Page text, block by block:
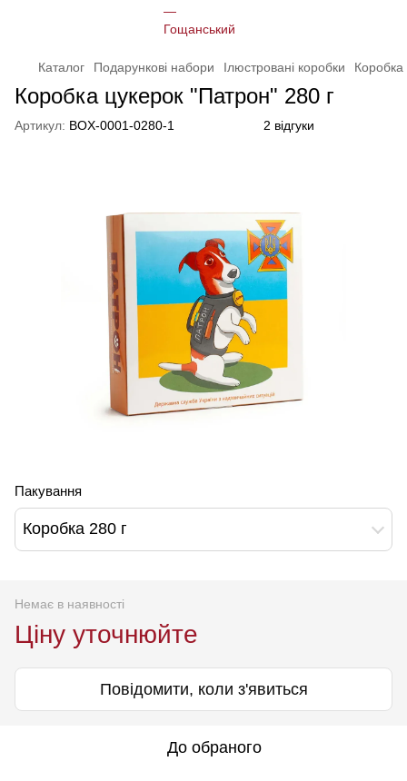
Каталог Подарункові набори Ілюстровані коробки Коробка
Коробка цукерок "Патрон" 280 г
Артикул: BOX-0001-0280-1 2 відгуки
Пакування
Коробка 280 г
Немає в наявності
Ціну уточнюйте
Повідомити, коли з'явиться
До обраного